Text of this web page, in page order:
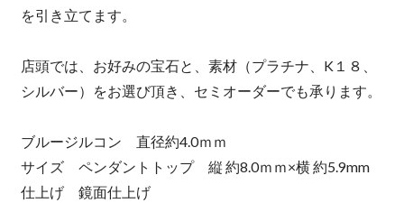
を引き立てます。
店頭では、お好みの宝石と、素材（プラチナ、K１８、
シルバー）をお選び頂き、セミオーダーでも承ります。
ブルージルコン 直径約4.0ｍｍ
サイズ ペンダントトップ 縦 約8.0ｍｍ×横 約5.9mm
仕上げ 鏡面仕上げ